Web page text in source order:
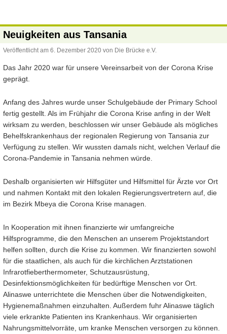
Neuigkeiten aus Tansania
Veröffentlicht am 6. Dezember 2020 von Die Brücke e.V.
Das Jahr 2020 war für unsere Vereinsarbeit von der Corona Krise
geprägt.
Anfang des Jahres wurde unser Schulgebäude der Primary School
fertig gestellt. Als im Frühjahr die Corona Krise anfing in der Welt
wirksam zu werden, beschlossen wir unser Gebäude als mögliches
Behelfskrankenhaus der regionalen Regierung von Tansania zur
Verfügung zu stellen. Wir wussten damals nicht, welchen Verlauf die
Corona-Pandemie in Tansania nehmen würde.
Deshalb organisierten wir Hilfsgüter und Hilfsmittel für Ärzte vor Ort
und nahmen Kontakt mit den lokalen Regierungsvertretern auf, die
im Bezirk Mbeya die Corona Krise managen.
In Kooperation mit ihnen finanzierte wir umfangreiche
Hilfsprogramme, die den Menschen an unserem Projektstandort
helfen sollten, durch die Krise zu kommen. Wir finanzierten sowohl
für die staatlichen, als auch für die kirchlichen Arztstationen
Infrarotfieberthermometer, Schutzausrüstung,
Desinfektionsmöglichkeiten für bedürftige Menschen vor Ort.
Alinaswe unterrichtete die Menschen über die Notwendigkeiten,
Hygienemaßnahmen einzuhalten. Außerdem fuhr Alinaswe täglich
viele erkrankte Patienten ins Krankenhaus. Wir organisierten
Nahrungsmittelvorräte, um kranke Menschen versorgen zu können.